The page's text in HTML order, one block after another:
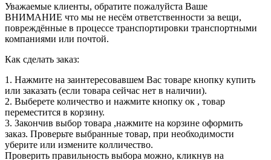
Уважаемые клиенты, обратите пожалуйста Ваше
ВНИМАНИЕ что мы не несём ответственности за вещи,
повреждённые в процессе транспортировки транспортными
компаниями или почтой.
Как сделать заказ:
1. Нажмите на заинтересовавшем Вас товаре кнопку купить
или заказать (если товара сейчас нет в наличии).
2. Выберете количество и нажмите кнопку ок , товар
переместится в корзину.
3. Закончив выбор товара ,нажмите на корзине оформить
заказ. Проверьте выбранные товар, при необходимости
уберите или измените колличество.
Проверить правильность выбора можно, кликнув на